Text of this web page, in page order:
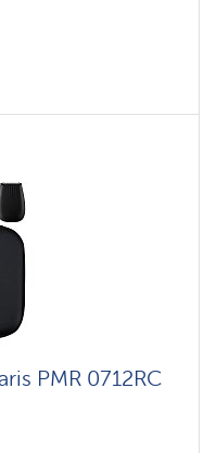
PMR 0712RC